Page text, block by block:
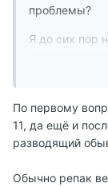
проблемы?
Я до сих пор
что играю
Буду
Вопрос в
Очень люблю
По первому
11, да ещё и
разводящий
Обычно репак